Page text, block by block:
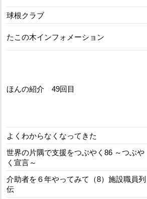
球根クラブ
たこの木インフォメーション
ほんの紹介 49回目
よくわからなくなってきた
世界の片隅で支援をつぶやく86 ～つぶや
く宣言～
介助者を６年やってみて（8）施設職員列
伝